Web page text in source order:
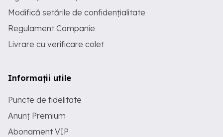
Modifică setările de confidențialitate
Regulament Campanie
Livrare cu verificare colet
Informații utile
Puncte de fidelitate
Anunț Premium
Abonament VIP